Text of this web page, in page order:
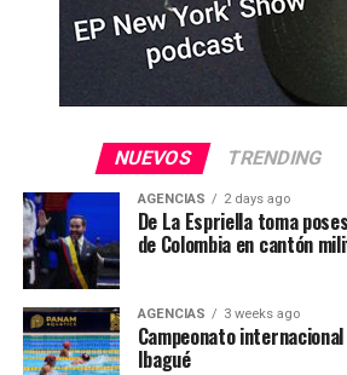
NUEVOS TRENDING
AGENCIAS 2 days ago
De La Espriella toma
de Colombia en cantón
AGENCIAS 3 weeks ago
Campeonato
Ibagué